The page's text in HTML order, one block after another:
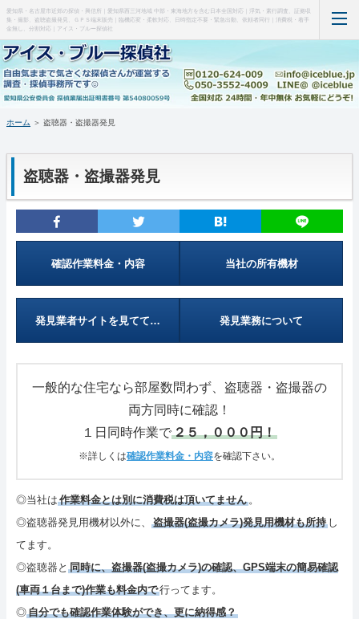
愛知県・名古屋市近郊の探偵・興信所｜愛知県西三河地域 中部・東海地方を含む日本全国対応｜浮気・素行調査、証拠収
集・撮影、盗聴盗撮発見、ＧＰＳ端末販売｜臨機応変・柔軟対応、日時指定不要・緊急出動、依頼者同行｜消費税・着手
金無し、分割対応｜アイス・ブルー探偵社
ホーム
当事務所について（はじめに・事務所概要）
特徴など(違い・緊急出動・暗所カメラ)
盗聴器・盗撮器発見(料金・機材など)
ＧＰＳ端末の紹介・販売
お問い合わせ・調査の流れ
特定商取引表記・プライバシーポリシー
ご連絡(電話,メール,ブログ,SNS)
カテゴリーメニュー
サイトマップ
ホーム ＞ 盗聴器・盗撮器発見
盗聴器・盗撮器発見
確認作業料金・内容 当社の所有機材
発見業者サイトを見てて… 発見業務について
一般的な住宅なら部屋数問わず、盗聴器・盗撮器の
両方同時に確認！
１日同時作業で２５，０００円！
※詳しくは確認作業料金・内容を確認下さい。
◎当社は 作業料金とは別に消費税は頂いてません 。
◎盗聴器発見用機材以外に、
盗撮器(盗撮カメラ)発見用機材も所持 し
てます。
◎盗聴器と 同時に、盗撮器(盗撮カメラ)の確認、GPS端末の簡易確認
(車両１台まで)作業も料金内で行ってます。
◎自分でも確認作業体験ができ、更に納得感？